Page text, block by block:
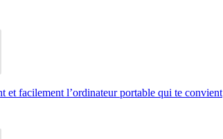
et facilement l’ordinateur portable qui te convient